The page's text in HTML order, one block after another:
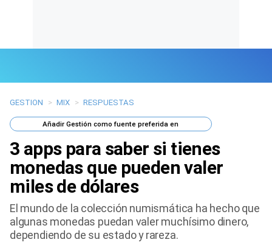
Últimas Noticias
Mi Bolsillo
Respuestas
Gente
Vida Laboral
Tendencias Mix
GESTION > MIX > RESPUESTAS
AñadirGestión como fuente preferida en
3 apps para saber si tienes
monedas que pueden valer
miles de dólares
El mundo de la colección numismática ha hecho que
algunas monedas puedan valer muchísimo dinero,
dependiendo de su estado y rareza.